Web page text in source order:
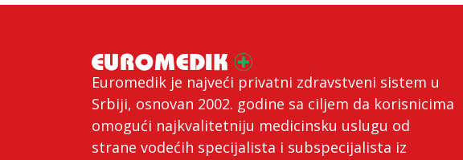
Euromedik je najveći privatni zdravstveni sistem u
Srbiji, osnovan 2002. godine sa ciljem da korisnicima
omogući najkvalitetniju medicinsku uslugu od
strane vodećih specijalista i subspecijalista iz